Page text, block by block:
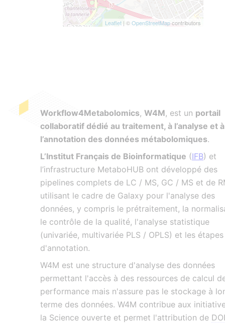
Leaflet | ©OpenStreetMapcontributors
Workflow4Metabolomics, W4M, est un portail
collaboratif dédié au traitement, à l’analyse et à
l’annotation des données métabolomiques.
L’Institut Français de Bioinformatique (IFB) et
l’infrastructure MetaboHUB ont développé des
pipelines complets de LC / MS, GC / MS et de
utilisant le cadre de Galaxy pour l'analyse des
données, y compris le prétraitement, la
le contrôle de la qualité, l'analyse statistique
(univariée, multivariée PLS / OPLS) et les étapes
d'annotation.
W4M est une structure d'analyse des données
permettant l'accès à des ressources de calcul
performance mais n'assure pas le stockage à
terme des données. W4M contribue aux
la Science ouverte et permet l'attribution de DOI